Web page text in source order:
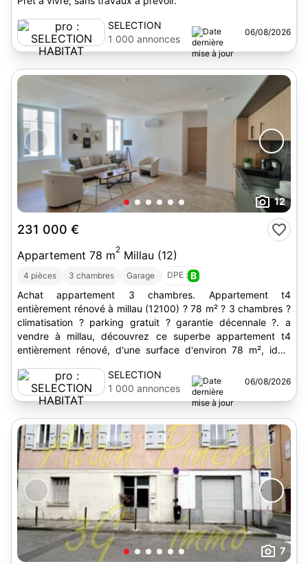
SELECTION
HABITAT
1 000 annonces
06/08/2026
12
231 000 €
Appartement 78 m2 Millau (12)
4 pièces 3 chambres Garage DPE : B
Achat appartement 3 chambres. Appartement t4
entièrement rénové à millau (12100) ? 78 m² ? 3 chambres ?
climatisation ? parking gratuit ? garantie décennale ?. a
vendre à millau, découvrez ce superbe appartement t4
entièrement rénové, d'une surface d'environ 78 m², idéal
SELECTION
HABITAT
1 000 annonces
06/08/2026
7